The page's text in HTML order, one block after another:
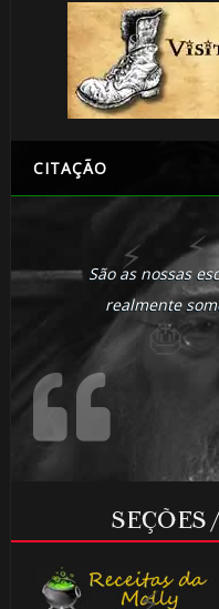
CITAÇÃO
São as nossas
realmente
SEÇÕES